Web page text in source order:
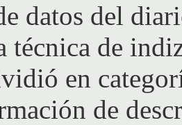
datos del
técnica de
en
de